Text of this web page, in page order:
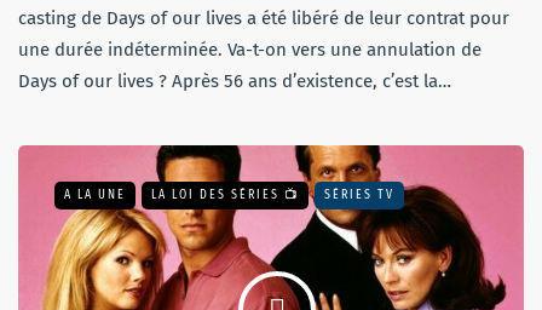
casting de Days of our lives a été libéré de leur contrat pour
une durée indéterminée. Va-t-on vers une annulation de
Days of our lives ? Après 56 ans d’existence, c’est la…
A LA UNE LA LOI DES SÉRIES 📺 SÉRIES TV